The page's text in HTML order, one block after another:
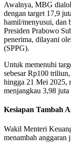
Awalnya, MBG
dengan target 17,9
hamil/menyusui, dan
Presiden Prabowo
penerima, dilayani
(SPPG).
Untuk memenuhi
sebesar Rp100
hingga 21 Mei 2025,
menjangkau 3,98
Kesiapan Tambah
Wakil Menteri
menambah anggaran